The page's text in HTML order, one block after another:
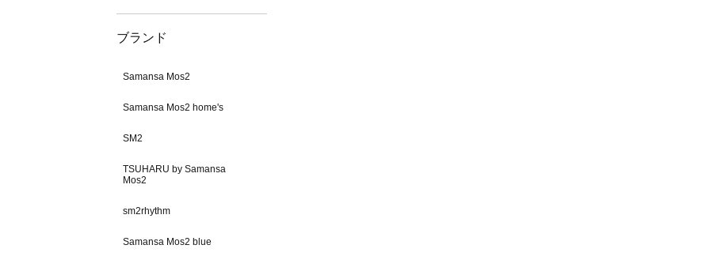
ブランド
Samansa Mos2
Samansa Mos2 home's
SM2
TSUHARU by Samansa
Mos2
sm2rhythm
Samansa Mos2 blue